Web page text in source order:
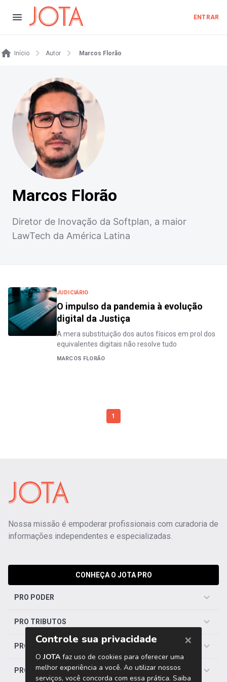
ENTRAR
Início Autor Marcos Florão
Marcos Florão
Diretor de Inovação da Softplan, a maior
LawTech da América Latina
JUDICIÁRIO
O impulso da pandemia à evolução
digital da Justiça
A mera substituição dos autos físicos em prol dos
equivalentes digitais não resolve tudo
MARCOS FLORÃO
1
Nossa missão é empoderar profissionais com curadoria de
informações independentes e especializadas.
CONHEÇA O JOTA PRO
PRO PODER
PRO TRIBUTOS
PRO TRABALHISTA
PRO SAÚDE